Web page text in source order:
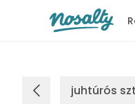
juhtúrós